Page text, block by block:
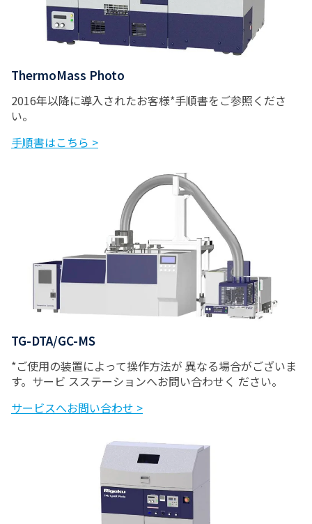
ThermoMass Photo
2016年以降に導入されたお客様*手順書をご参照くださ
い。
手順書はこちら >
TG-DTA/GC-MS
*ご使用の装置によって操作方法が 異なる場合がございま
す。サービ スステーションへお問い合わせく ださい。
サービスへお問い合わせ >